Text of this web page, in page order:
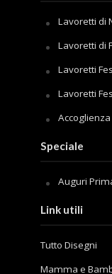
Lavoretti di
Lavoretti di
Lavoretti
Lavoretti
Speciale
Auguri
Link utili
Tutto Disegni
Mamma e